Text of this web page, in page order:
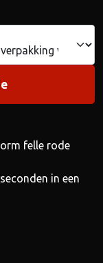
felle rode
in een